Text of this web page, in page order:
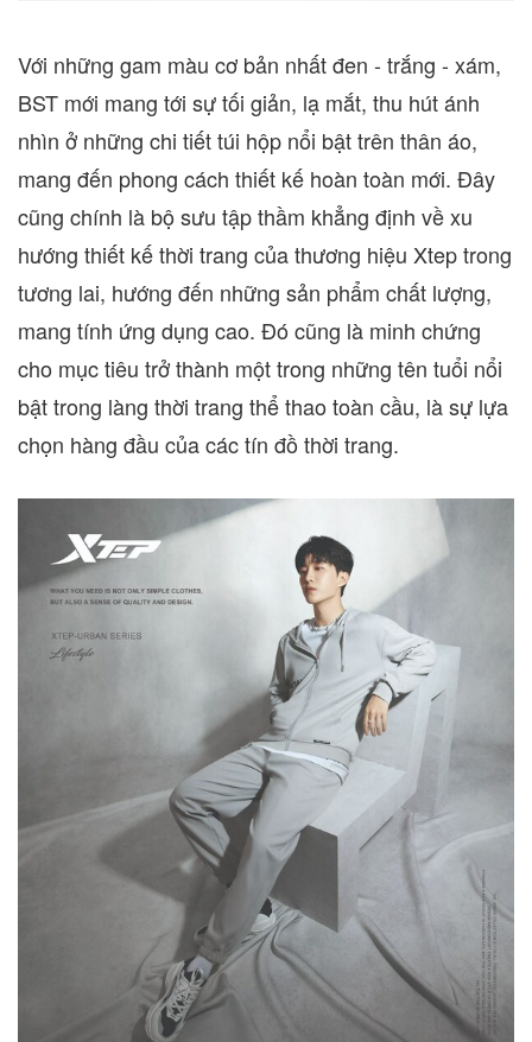
Với những gam màu cơ bản nhất đen - trắng - xám,
BST mới mang tới sự tối giản, lạ mắt, thu hút ánh
nhìn ở những chi tiết túi hộp nổi bật trên thân áo,
mang đến phong cách thiết kế hoàn toàn mới. Đây
cũng chính là bộ sưu tập thầm khẳng định về xu
hướng thiết kế thời trang của thương hiệu Xtep trong
tương lai, hướng đến những sản phẩm chất lượng,
mang tính ứng dụng cao. Đó cũng là minh chứng
cho mục tiêu trở thành một trong những tên tuổi nổi
bật trong làng thời trang thể thao toàn cầu, là sự lựa
chọn hàng đầu của các tín đồ thời trang.